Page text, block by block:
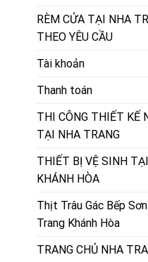
RÈM CỬA TẠI NHA
THEO YÊU CẦU
Tài khoản
Thanh toán
THI CÔNG THIẾT KẾ
TẠI NHA TRANG
THIẾT BỊ VỆ SINH
KHÁNH HÒA
Thịt Trâu Gác Bếp
Trang Khánh Hòa
TRANG CHỦ NHA